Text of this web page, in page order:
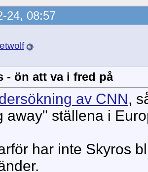
24, 08:57
- ön att va i fred på
av CNN,
away" ställena i
har inte Skyros